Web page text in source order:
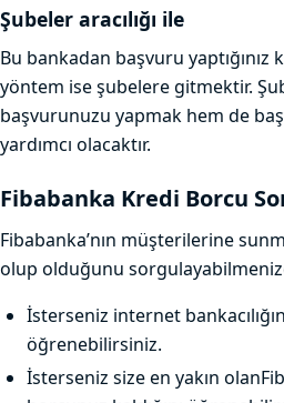
Şubeler aracılığı ile
Bu bankadan başvuru
yöntem ise şubelere gitmektir.
başvurunuzu yapmak hem de
yardımcı olacaktır.
Fibabanka Kredi Borcu
Fibabanka’nın müşterilerine
olup olduğunu
İsterseniz internet
öğrenebilirsiniz.
İsterseniz size en yakın